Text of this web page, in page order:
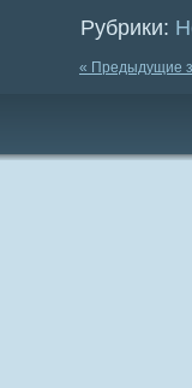
Рубрики:
« Предыдущие